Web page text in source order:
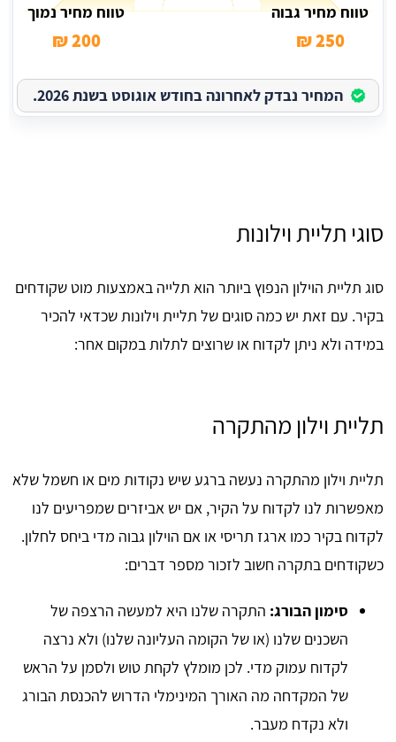
טווח מחיר גבוה
250 ₪
טווח מחיר נמוך
200 ₪
המחיר נבדק לאחרונה בחודש אוגוסט בשנת 2026.
סוגי תליית וילונות
סוג תליית הוילון הנפוץ ביותר הוא תלייה באמצעות מוט שקודחים
בקיר. עם זאת יש כמה סוגים של תליית וילונות שכדאי להכיר
במידה ולא ניתן לקדוח או שרוצים לתלות במקום אחר:
תליית וילון מהתקרה
תליית וילון מהתקרה נעשה ברגע שיש נקודות מים או חשמל שלא
מאפשרות לנו לקדוח על הקיר, אם יש אביזרים שמפריעים לנו
לקדוח בקיר כמו ארגז תריסי או אם הוילון גבוה מדי ביחס לחלון.
כשקודחים בתקרה חשוב לזכור מספר דברים:
סימון הבורג: התקרה שלנו היא למעשה הרצפה של
השכנים שלנו (או של הקומה העליונה שלנו) ולא נרצה
לקדוח עמוק מדי. לכן מומלץ לקחת טוש ולסמן על הראש
של המקדחה מה האורך המינימלי הדרוש להכנסת הבורג
ולא נקדח מעבר.